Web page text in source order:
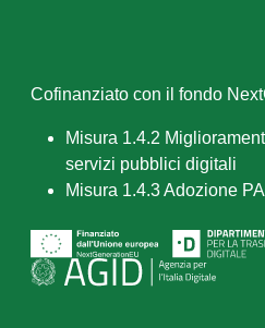
Cofinanziato con il fondo
Misura 1.4.2
servizi pubblici digitali
Misura 1.4.3 Adozione